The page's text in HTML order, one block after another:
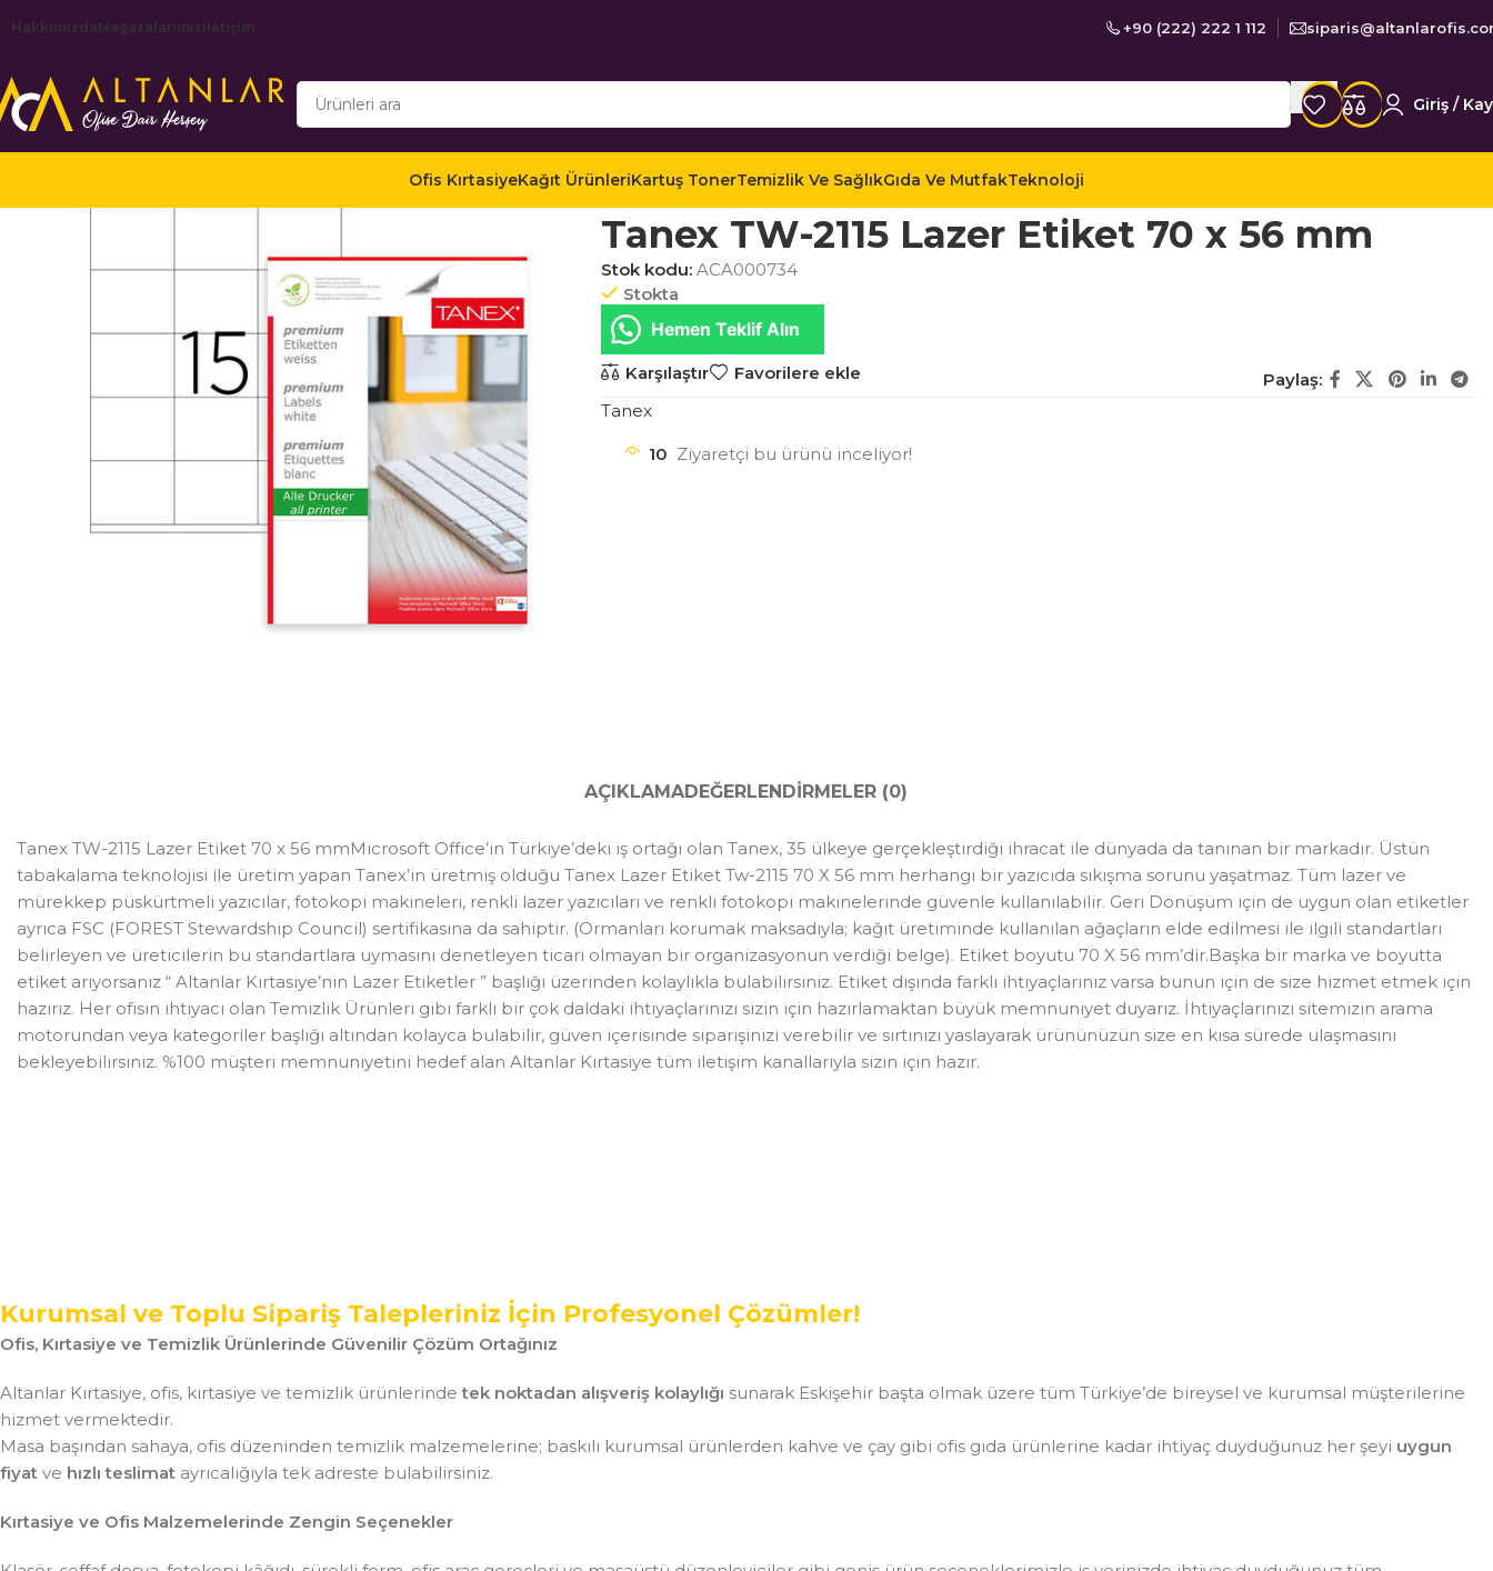
HakkımızdaMağazalarımız İletişim +90 (222) 222 1 112
Giriş /
Ofis KırtasiyeKağıt ÜrünleriKartuş TonerTemizlik Ve SağlıkGıda Ve MutfakTeknoloji
Tanex TW-2115 Lazer Etiket 70 x 56 mm
Stok kodu: ACA000734
Stokta
Hemen Teklif Alın
Karşılaştır Favorilere ekle
Paylaş:
Tanex
10 Ziyaretçi bu ürünü inceliyor!
AÇIKLAMADEĞERLENDIRMELER (0)
Tanex TW-2115 Lazer Etiket 70 x 56 mmMicrosoft Office’in Türkiye’deki iş ortağı olan Tanex, 35 ülkeye gerçekleştirdiği ihracat ile dünyada da tanınan bir markadır. Üstün
tabakalama teknolojisi ile üretim yapan Tanex’in üretmiş olduğu Tanex Lazer Etiket Tw-2115 70 X 56 mm herhangi bir yazıcıda sıkışma sorunu yaşatmaz. Tüm lazer ve
mürekkep püskürtmeli yazıcılar, fotokopi makineleri, renkli lazer yazıcıları ve renkli fotokopi makinelerinde güvenle kullanılabilir. Geri Dönüşüm için de uygun olan etiketler
ayrıca FSC (FOREST Stewardship Council) sertifikasına da sahiptir. (Ormanları korumak maksadıyla; kağıt üretiminde kullanılan ağaçların elde edilmesi ile ilgili standartları
belirleyen ve üreticilerin bu standartlara uymasını denetleyen ticari olmayan bir organizasyonun verdiği belge). Etiket boyutu 70 X 56 mm’dir.Başka bir marka ve boyutta
etiket arıyorsanız “ Altanlar Kırtasiye’nin Lazer Etiketler ” başlığı üzerinden kolaylıkla bulabilirsiniz. Etiket dışında farklı ihtiyaçlarınız varsa bunun için de size hizmet etmek için
hazırız. Her ofisin ihtiyacı olan Temizlik Ürünleri gibi farklı bir çok daldaki ihtiyaçlarınızı sizin için hazırlamaktan büyük memnuniyet duyarız. İhtiyaçlarınızı sitemizin arama
motorundan veya kategoriler başlığı altından kolayca bulabilir, güven içerisinde siparişinizi verebilir ve sırtınızı yaslayarak ürününüzün size en kısa sürede ulaşmasını
bekleyebilirsiniz. %100 müşteri memnuniyetini hedef alan Altanlar Kırtasiye tüm iletişim kanallarıyla sizin için hazır.
Kurumsal ve Toplu Sipariş Talepleriniz İçin Profesyonel Çözümler!
Ofis, Kırtasiye ve Temizlik Ürünlerinde Güvenilir Çözüm Ortağınız
Altanlar Kırtasiye, ofis, kırtasiye ve temizlik ürünlerindetek noktadan alışveriş kolaylığı sunarak Eskişehir başta olmak üzere tüm Türkiye’de bireysel ve kurumsal müşterilerine
hizmet vermektedir.
Masa başından sahaya, ofis düzeninden temizlik malzemelerine; baskılı kurumsal ürünlerden kahve ve çay gibi ofis gıda ürünlerine kadar ihtiyaç duyduğunuz her şeyi uygun
fiyat ve hızlı teslimat ayrıcalığıyla tek adreste bulabilirsiniz.
Kırtasiye ve Ofis Malzemelerinde Zengin Seçenekler